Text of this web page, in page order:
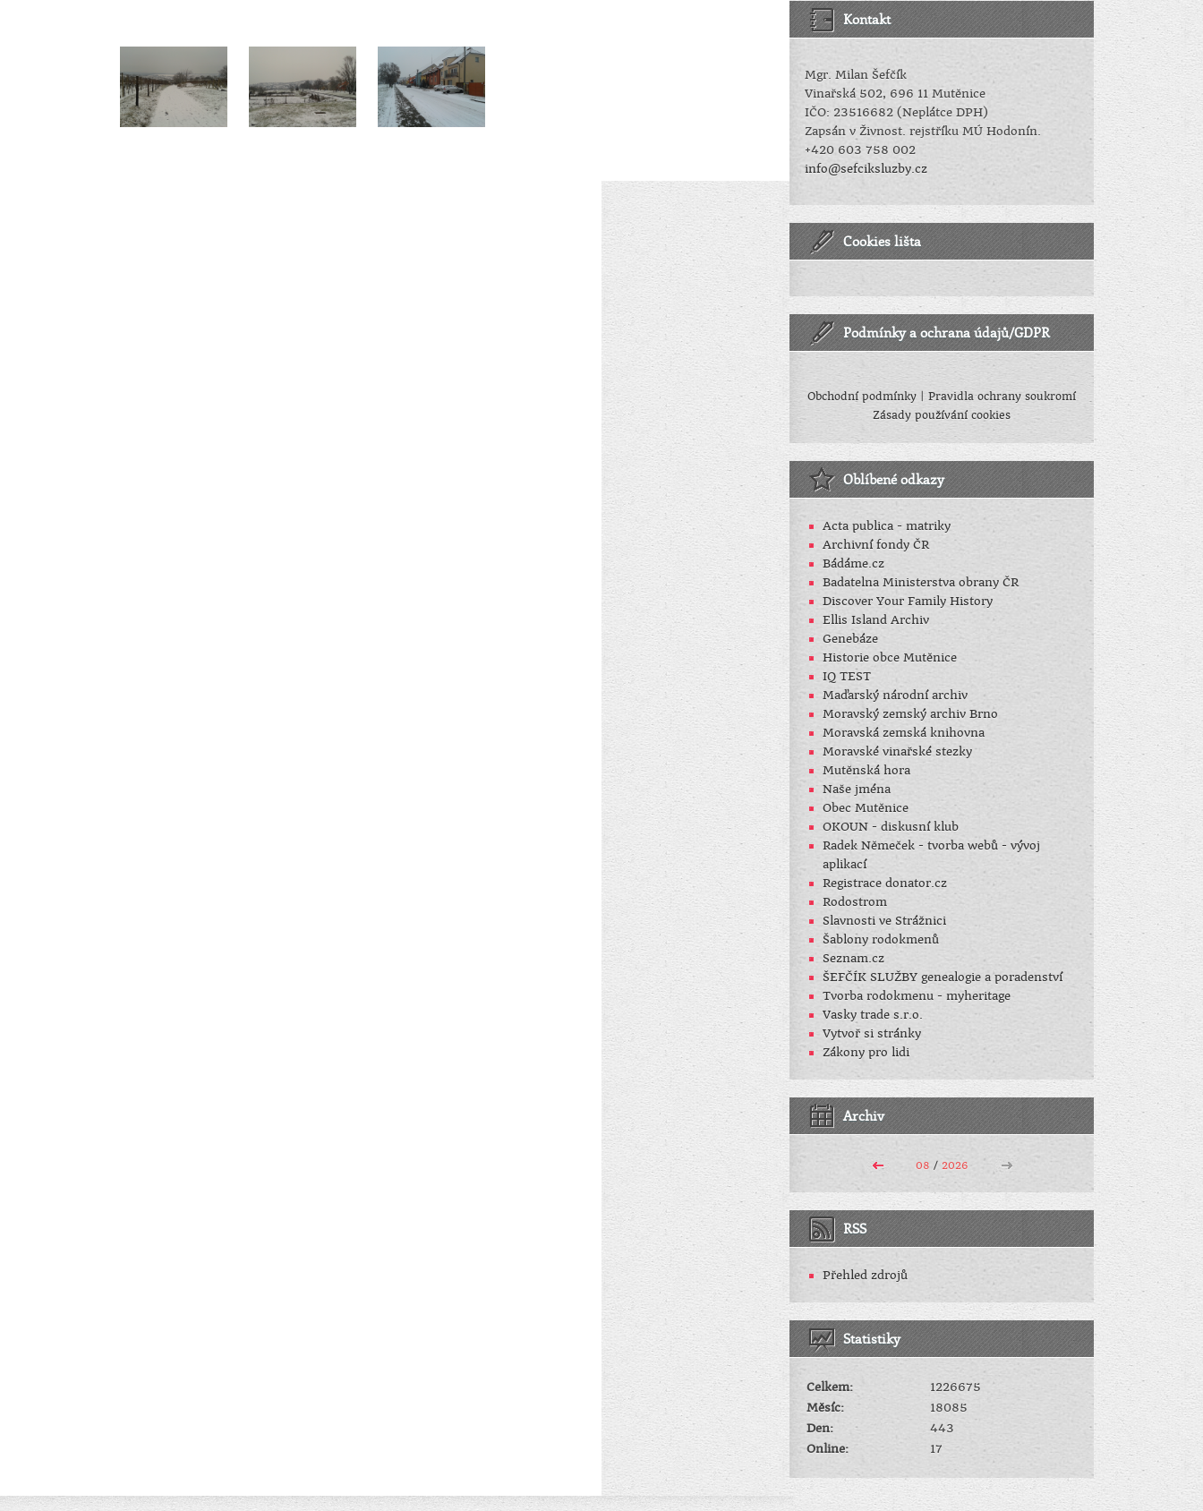
Kontakt
Mgr. Milan Šefčík
Vinařská 502, 696 11 Mutěnice
IČO: 23516682 (Neplátce DPH)
Zapsán v Živnost. rejstříku MÚ Hodonín.
+420 603 758 002
info@sefciksluzby.cz
Cookies lišta
Podmínky a ochrana údajů/GDPR
Obchodní podmínky
Pravidla ochrany soukromí
Zásady používání cookies
Oblíbené odkazy
Acta publica - matriky
Archivní fondy ČR
Bádáme.cz
Badatelna Ministerstva obrany ČR
Discover Your Family History
Ellis Island Archiv
Genebáze
Historie obce Mutěnice
IQ TEST
Maďarský národní archiv
Moravský zemský archiv Brno
Moravská zemská knihovna
Moravské vinařské stezky
Mutěnská hora
Naše jména
Obec Mutěnice
OKOUN - diskusní klub
Radek Němeček - tvorba webů - vývoj
aplikací
Registrace donator.cz
Rodostrom
Slavnosti ve Strážnici
Šablony rodokmenů
Seznam.cz
ŠEFČÍK SLUŽBY genealogie a poradenství
Tvorba rodokmenu - myheritage
Vasky trade s.r.o.
Vytvoř si stránky
Zákony pro lidi
Archiv
08 / 2026
RSS
Přehled zdrojů
Statistiky
Online: 17
Celkem:
1226675
Měsíc:
18085
Den:
443